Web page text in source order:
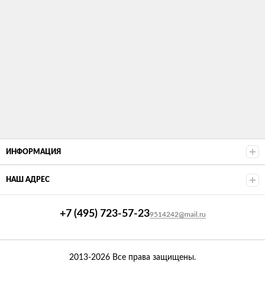
ИНФОРМАЦИЯ
НАШ АДРЕС
+7 (495) 723-57-239514242@mail.ru
2013-2026 Все права защищены.